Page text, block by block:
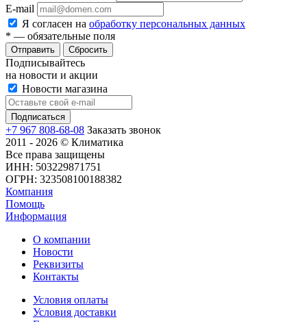
E-mail
Я согласен на обработку персональных данных
* — обязательные поля
Сбросить
Подписывайтесь
на новости и акции
Новости магазина
+7 967 808-68-08 Заказать звонок
2011 - 2026 © Климатика
Все права защищены
ИНН: 503229871751
ОГРН: 323508100188382
Компания
Помощь
Информация
О компании
Новости
Реквизиты
Контакты
Условия оплаты
Условия доставки